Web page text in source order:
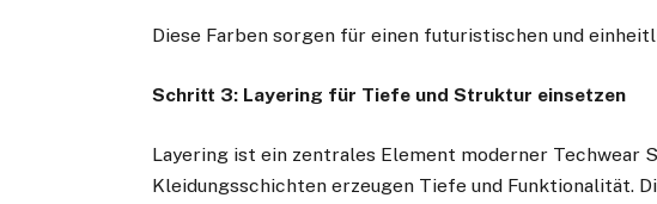
Diese Farben sorgen für einen futuristischen und
Schritt 3: Layering für Tiefe und Struktur einsetzen
Layering ist ein zentrales Element moderner Techwear
Kleidungsschichten erzeugen Tiefe und Funktionalität.